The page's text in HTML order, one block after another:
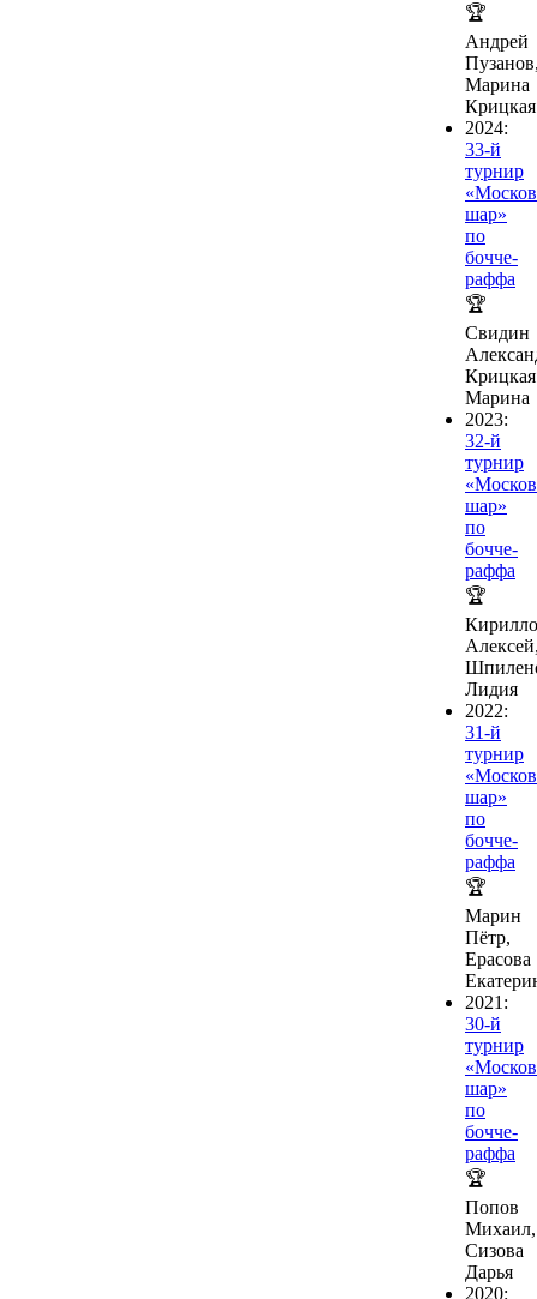
🏆
Андрей
Марина
Крицкая
2024:
33-й
турнир
шар»
по
бочче-
раффа
🏆
Свидин
Крицкая
Марина
2023:
32-й
турнир
шар»
по
бочче-
раффа
🏆
Лидия
2022:
31-й
турнир
шар»
по
бочче-
раффа
🏆
Марин
Пётр,
Ерасова
2021:
30-й
турнир
шар»
по
бочче-
раффа
🏆
Попов
Михаил,
Сизова
Дарья
2020: